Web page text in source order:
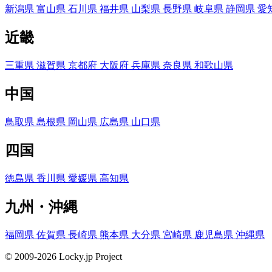
新潟県 富山県 石川県 福井県 山梨県 長野県 岐阜県 静岡県 愛
近畿
三重県 滋賀県 京都府 大阪府 兵庫県 奈良県 和歌山県
中国
鳥取県 島根県 岡山県 広島県 山口県
四国
徳島県 香川県 愛媛県 高知県
九州・沖縄
福岡県 佐賀県 長崎県 熊本県 大分県 宮崎県 鹿児島県 沖縄県
© 2009-2026 Locky.jp Project